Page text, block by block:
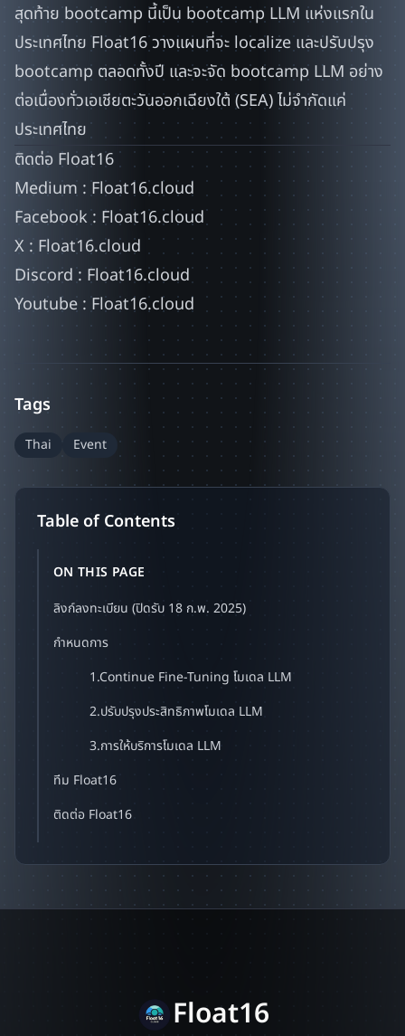
สุดท้าย bootcamp นี้เป็น bootcamp LLM แห่งแรกใน
ประเทศไทย Float16 วางแผนที่จะ localize และปรับปรุง
bootcamp ตลอดทั้งปี และจะจัด bootcamp LLM อย่าง
ต่อเนื่องทั่วเอเชียตะวันออกเฉียงใต้ (SEA) ไม่จำกัดแค่
ประเทศไทย
ติดต่อ Float16
Medium : Float16.cloud
Facebook : Float16.cloud
X : Float16.cloud
Discord : Float16.cloud
Youtube : Float16.cloud
Tags
Thai Event
Table of Contents
ON THIS PAGE
ลิงก์ลงทะเบียน (ปิดรับ 18 ก.พ. 2025)
กำหนดการ
1.Continue Fine-Tuning โมเดล LLM
2.ปรับปรุงประสิทธิภาพโมเดล LLM
3.การให้บริการโมเดล LLM
ทีม Float16
ติดต่อ Float16
Float16